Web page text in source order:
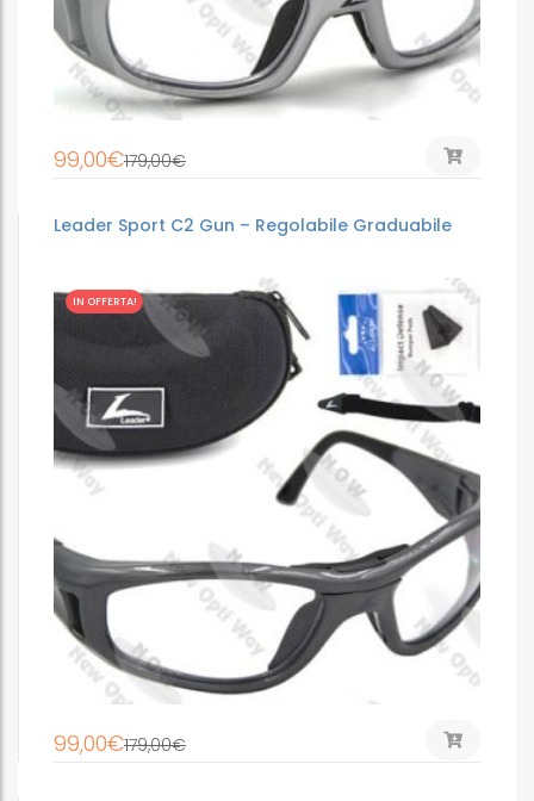
99,00€179,00€
Leader Sport C2 Gun – Regolabile Graduabile
IN OFFERTA!
99,00€179,00€